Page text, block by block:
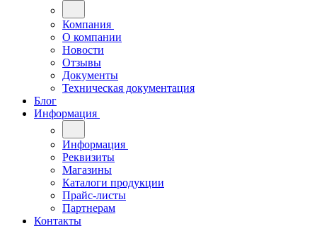
Компания
О компании
Новости
Отзывы
Документы
Техническая документация
Блог
Информация
Информация
Реквизиты
Магазины
Каталоги продукции
Прайс-листы
Партнерам
Контакты